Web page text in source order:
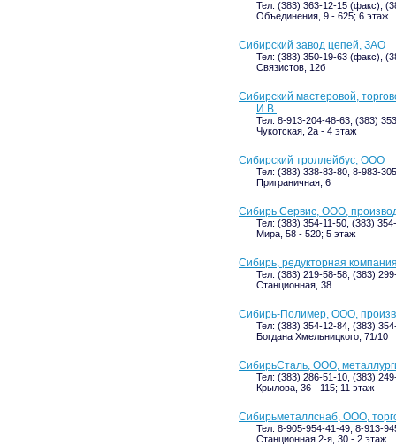
Тел: (383) 363-12-15 (факс),
Объединения, 9 - 625; 6 этаж
Сибирский завод цепей, ЗАО
Тел: (383) 350-19-63 (факс),
Связистов, 12б
Сибирский мастеровой,
И.В.
Тел: 8-913-204-48-63, (383)
Чукотская, 2а - 4 этаж
Сибирский троллейбус, ООО
Тел: (383) 338-83-80, 8-983-
Приграничная, 6
Сибирь Сервис, ООО,
Тел: (383) 354-11-50, (383)
Мира, 58 - 520; 5 этаж
Сибирь, редукторная
Тел: (383) 219-58-58, (383)
Станционная, 38
Сибирь-Полимер, ООО,
Тел: (383) 354-12-84, (383)
Богдана Хмельницкого, 71/10
СибирьСталь, ООО,
Тел: (383) 286-51-10, (383)
Крылова, 36 - 115; 11 этаж
Сибирьметаллснаб, ООО,
Тел: 8-905-954-41-49, 8-913-
Станционная 2-я, 30 - 2 этаж